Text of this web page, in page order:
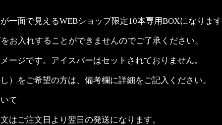
一面で見えるWEBショップ限定10本専用BOXになります
お入れすることができませんのでご了承ください。
ージです。アイスバーはセットされておりません。
）をご希望の方は、備考欄に詳細をご記入ください。
て
はご注文日より翌日の発送になります。